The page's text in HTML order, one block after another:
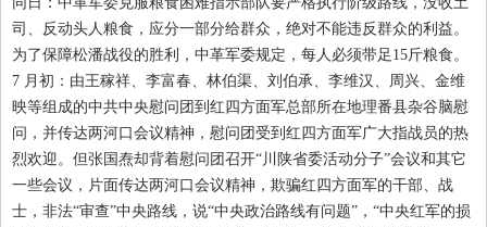
司、反动头人粮食，应分一部分给群众，绝对不能违反群众的利益。
为了保障松潘战役的胜利，中革军委规定，每人必须带足 15斤粮食。
7 月初：由王稼祥、李富春、林伯渠、刘伯承、李维汉、周兴、金维
映等组成的中共中央慰问团到红四方面军总部所在地理番县杂谷脑慰
问，并传达两河口会议精神，慰问团受到红四方面军广大指战员的热
烈欢迎。但张国焘却背着慰问团召开“川陕省委活动分子”会议和其它
一些会议，片面传达两河口会议精神，欺骗红四方面军的干部、战
士，非法“审查”中央路线，说“中央政治路线有问题”，“中央红军的损